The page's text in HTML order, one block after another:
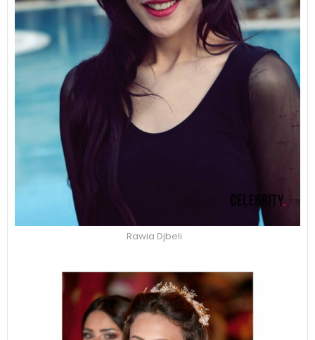
Rawia Djbeli